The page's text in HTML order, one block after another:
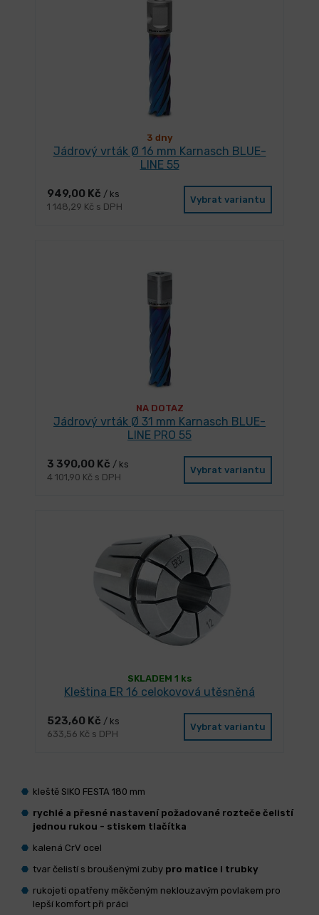
3 dny
Jádrový vrták Ø 16 mm Karnasch BLUE-
LINE 55
949,00 Kč / ks
1 148,29 Kč s DPH
Vybrat variantu
NA DOTAZ
Jádrový vrták Ø 31 mm Karnasch BLUE-
LINE PRO 55
3 390,00 Kč / ks
4 101,90 Kč s DPH
Vybrat variantu
SKLADEM 1 ks
Kleština ER 16 celokovová utěsněná
523,60 Kč / ks
633,56 Kč s DPH
Vybrat variantu
kleště SIKO FESTA 180 mm
rychlé a přesné nastavení požadované rozteče čelistí
jednou rukou - stiskem tlačítka
kalená CrV ocel
tvar čelistí s broušenými zuby pro matice i trubky
rukojeti opatřeny měkčeným neklouzavým povlakem pro
lepší komfort při práci